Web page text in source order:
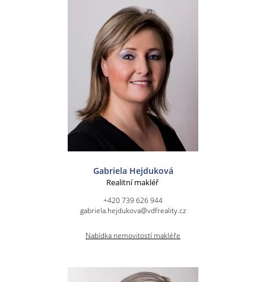
Gabriela Hejduková
Realitní makléř
+420 739 626 944
gabriela.hejdukova@vdfreality.cz
Nabídka nemovitostí makléře